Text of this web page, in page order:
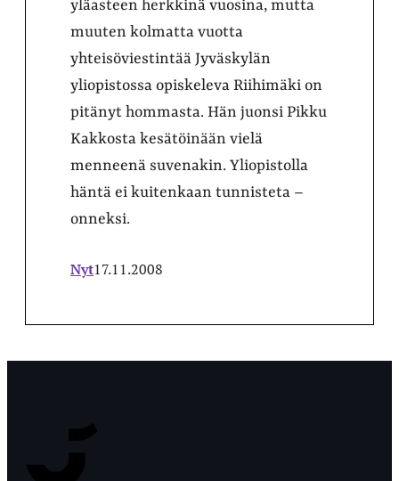
yläasteen herkkinä vuosina, mutta
muuten kolmatta vuotta
yhteisöviestintää Jyväskylän
yliopistossa opiskeleva Riihimäki on
pitänyt hommasta. Hän juonsi Pikku
Kakkosta kesätöinään vielä
menneenä suvenakin. Yliopistolla
häntä ei kuitenkaan tunnisteta –
onneksi.
Nyt17.11.2008